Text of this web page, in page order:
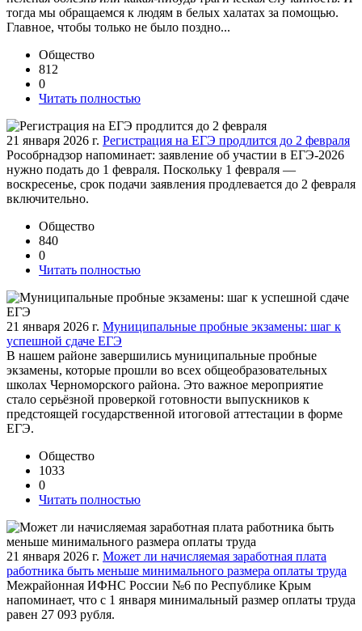
тогда мы обращаемся к людям в белых халатах за помощью.
Главное, чтобы только не было поздно...
Общество
812
0
Читать полностью
21 января 2026 г. Регистрация на ЕГЭ продлится до 2 февраля
Рособрнадзор напоминает: заявление об участии в ЕГЭ-2026
нужно подать до 1 февраля. Поскольку 1 февраля —
воскресенье, срок подачи заявления продлевается до 2 февраля
включительно.
Общество
840
0
Читать полностью
21 января 2026 г. Муниципальные пробные экзамены: шаг к
успешной сдаче ЕГЭ
В нашем районе завершились муниципальные пробные
экзамены, которые прошли во всех общеобразовательных
школах Черноморского района. Это важное мероприятие
стало серьёзной проверкой готовности выпускников к
предстоящей государственной итоговой аттестации в форме
ЕГЭ.
Общество
1033
0
Читать полностью
21 января 2026 г. Может ли начисляемая заработная плата
работника быть меньше минимального размера оплаты труда
Межрайонная ИФНС России №6 по Республике Крым
напоминает, что с 1 января минимальный размер оплаты труда
равен 27 093 рубля.